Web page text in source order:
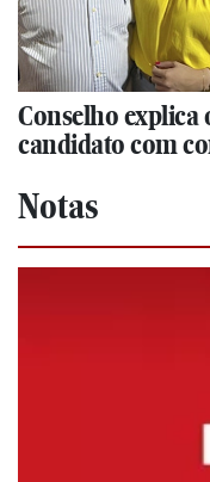
Conselho explica
candidato com
Notas